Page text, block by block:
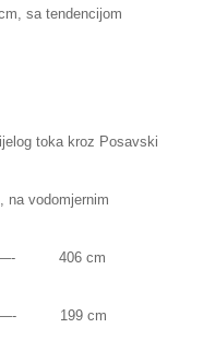
sa tendencijom
toka kroz Posavski
na vodomjernim
406 cm
199 cm